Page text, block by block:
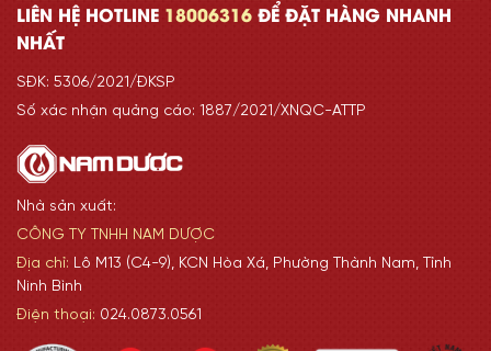
LIÊN HỆ HOTLINE 18006316 ĐỂ ĐẶT HÀNG NHANH
NHẤT
SĐK: 5306/2021/ĐKSP
Số xác nhận quảng cáo: 1887/2021/XNQC-ATTP
Nhà sản xuất:
CÔNG TY TNHH NAM DƯỢC
Địa chỉ: Lô M13 (C4-9), KCN Hòa Xá, Phường Thành Nam, Tỉnh
Ninh Bình
Điện thoại: 024.0873.0561